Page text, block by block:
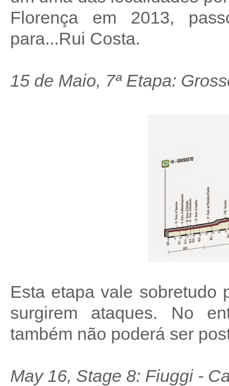
Florença em 2013,
para...Rui Costa.
15 de Maio, 7ª Etapa:
Esta etapa vale sobretudo
surgirem ataques. No
também não poderá ser
May 16, Stage 8: Fiuggi -